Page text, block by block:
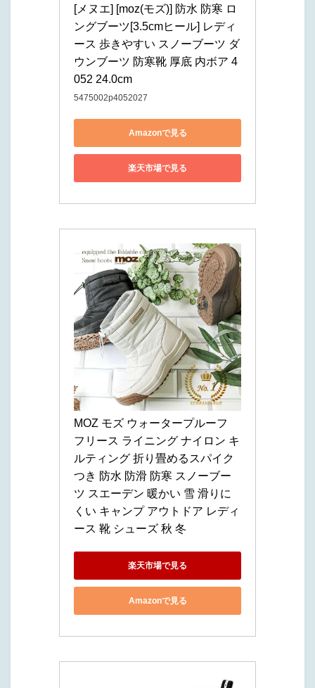
[メヌエ] [moz(モズ)] 防水 防寒 ロ
ングブーツ[3.5cmヒール] レディ
ース 歩きやすい スノーブーツ ダ
ウンブーツ 防寒靴 厚底 内ボア 4
052 24.0cm
5475002p4052027
Amazonで見る
楽天市場で見る
MOZ モズ ウォータープルーフ
フリース ライニング ナイロン キ
ルティング 折り畳めるスパイク
つき 防水 防滑 防寒 スノーブー
ツ スエーデン 暖かい 雪 滑りに
くい キャンプ アウトドア レディ
ース 靴 シューズ 秋 冬
楽天市場で見る
Amazonで見る